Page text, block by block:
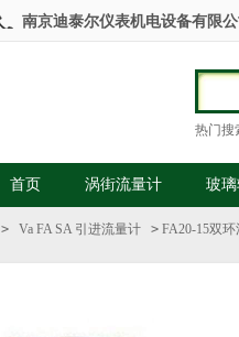
南京迪泰尔仪表机电设备有限
热门搜
首页 涡街流量计 玻
> Va FA SA 引进流量计 > FA20-15双